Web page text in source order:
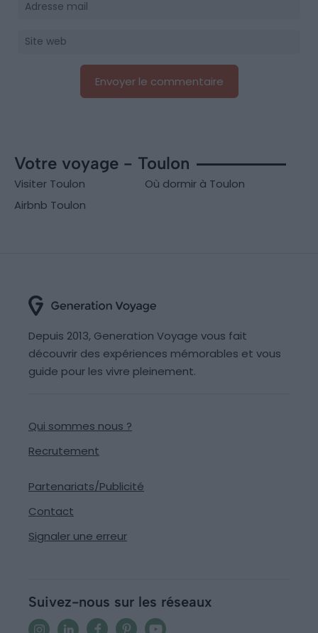
Votre voyage - Toulon
Visiter Toulon
Où dormir à Toulon
Airbnb Toulon
Depuis 2013, Generation Voyage vous fait
découvrir des expériences mémorables et vous
guide pour les vivre pleinement.
Qui sommes nous ?
Recrutement
Partenariats/Publicité
Contact
Signaler une erreur
Suivez-nous sur les réseaux